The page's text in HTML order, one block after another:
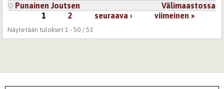
Punainen Joutsen
Välimaastossa
1 2 seuraava › viimeinen »
Näytetään tulokset 1 - 50 / 53